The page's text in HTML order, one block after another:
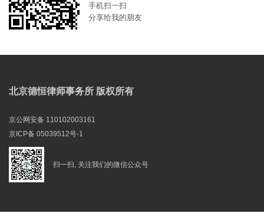
手机扫一扫
分享给我的朋友
北京德恒律师事务所 版权所有
京公网安备 110102003161
京ICP备 05039512号-1
扫一扫, 关注我们的微信公众号